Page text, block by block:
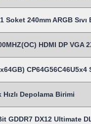
Soket 240mm ARGB
HDMI DP VGA
Depolama Birimi
GDDR7 DX12 Ultimate